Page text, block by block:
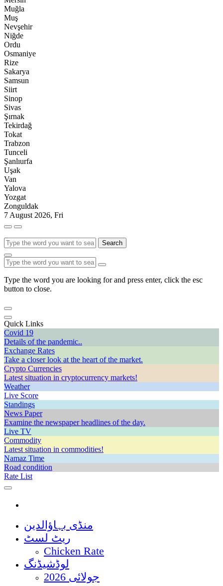
Muğla
Muş
Nevşehir
Niğde
Ordu
Osmaniye
Rize
Sakarya
Samsun
Siirt
Sinop
Sivas
Şırnak
Tekirdağ
Tokat
Trabzon
Tunceli
Şanlıurfa
Uşak
Van
Yalova
Yozgat
Zonguldak
7 August 2026, Fri
Search
Type the word you are looking for and press enter, click the esc
button to close.
Quick Links
Covid 19
Details of the pandemic..
Exchange Rates
Take a closer look at the heart of the market.
Crypto Currencies
Latest situation in cryptocurrency markets!
Weather
Live Score
Standings
News Paper
Examine the newspaper headlines of the day.
Live TV
Commodity
Latest situation in commodities!
Namaz Time
Road condition
Rate List
منڈی بہاؤالدین
ریٹ لسٹ
Chicken Rate
لوڈشیڈنگ
جولائی 2026